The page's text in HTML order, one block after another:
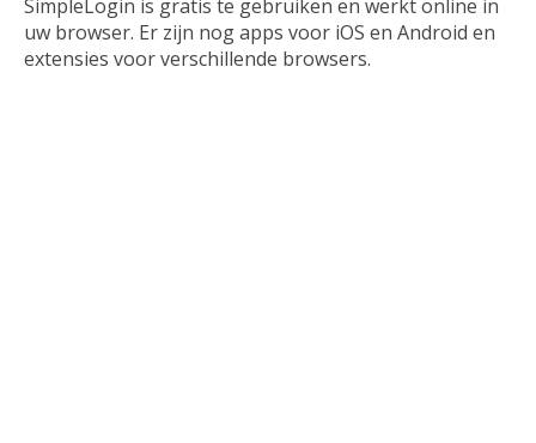
SimpleLogin is gratis te gebruiken en werkt online in
uw browser. Er zijn nog apps voor iOS en Android en
extensies voor verschillende browsers.